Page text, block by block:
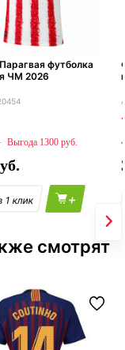
футболка
ЧМ 2026
1300
+
смотрят